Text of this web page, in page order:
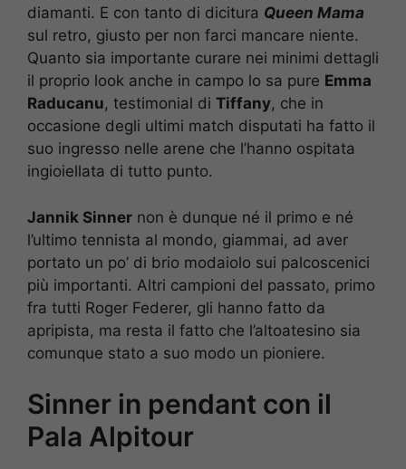
diamanti. E con tanto di dicitura Queen Mama
sul retro, giusto per non farci mancare niente.
Quanto sia importante curare nei minimi dettagli
il proprio look anche in campo lo sa pure Emma
Raducanu, testimonial di Tiffany, che in
occasione degli ultimi match disputati ha fatto il
suo ingresso nelle arene che l’hanno ospitata
ingioiellata di tutto punto.
Jannik Sinner non è dunque né il primo e né
l’ultimo tennista al mondo, giammai, ad aver
portato un po’ di brio modaiolo sui palcoscenici
più importanti. Altri campioni del passato, primo
fra tutti Roger Federer, gli hanno fatto da
apripista, ma resta il fatto che l’altoatesino sia
comunque stato a suo modo un pioniere.
Sinner in pendant con il
Pala Alpitour